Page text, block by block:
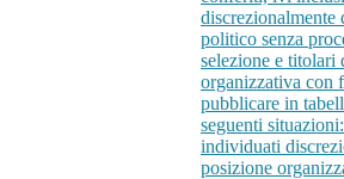
politico senza
selezione e titolari
organizzativa con
pubblicare in
seguenti
individuati
posizione